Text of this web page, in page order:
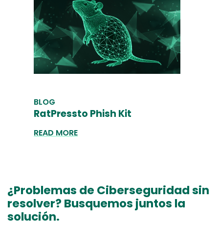
BLOG
RatPressto Phish Kit
READ MORE
¿Problemas de Ciberseguridad sin
resolver? Busquemos juntos la
solución.